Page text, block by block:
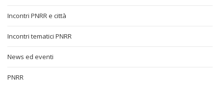
Incontri PNRR e città
Incontri tematici PNRR
News ed eventi
PNRR